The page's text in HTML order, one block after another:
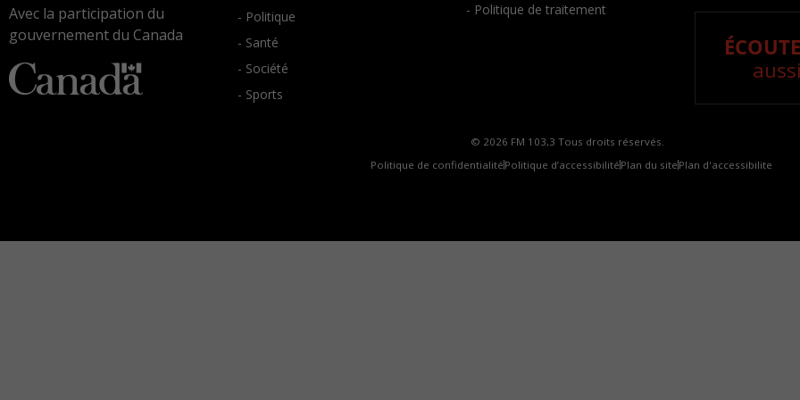
Avec la participation du
gouvernement du Canada
- Politique
- Santé
- Société
- Sports
- Politique de traitement
© 2026 FM 103,3 Tous droits réservés.
Politique de confidentialité Politique d’accessibilité Plan du site Plan d'accessibilite